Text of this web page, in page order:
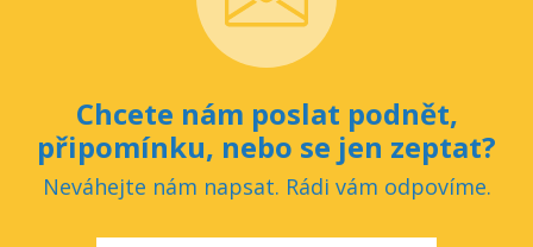
Chcete nám poslat podnět,
připomínku, nebo se jen zeptat?
Neváhejte nám napsat. Rádi vám odpovíme.